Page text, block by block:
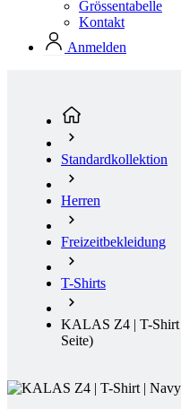
Herren
Freizeitbekleidung
T-Shirts
KALAS Z4 | T-Shirt
Seite)